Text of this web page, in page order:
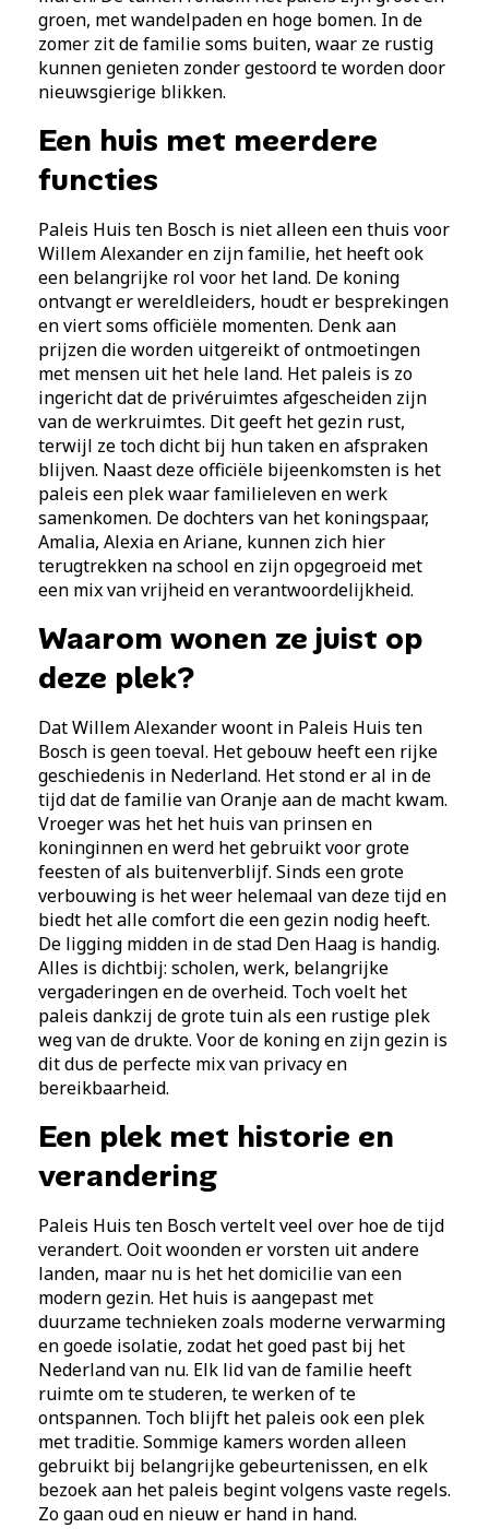
groen, met wandelpaden en hoge bomen. In de
zomer zit de familie soms buiten, waar ze rustig
kunnen genieten zonder gestoord te worden door
nieuwsgierige blikken.
Een huis met meerdere
functies
Paleis Huis ten Bosch is niet alleen een thuis voor
Willem Alexander en zijn familie, het heeft ook
een belangrijke rol voor het land. De koning
ontvangt er wereldleiders, houdt er besprekingen
en viert soms officiële momenten. Denk aan
prijzen die worden uitgereikt of ontmoetingen
met mensen uit het hele land. Het paleis is zo
ingericht dat de privéruimtes afgescheiden zijn
van de werkruimtes. Dit geeft het gezin rust,
terwijl ze toch dicht bij hun taken en afspraken
blijven. Naast deze officiële bijeenkomsten is het
paleis een plek waar familieleven en werk
samenkomen. De dochters van het koningspaar,
Amalia, Alexia en Ariane, kunnen zich hier
terugtrekken na school en zijn opgegroeid met
een mix van vrijheid en verantwoordelijkheid.
Waarom wonen ze juist op
deze plek?
Dat Willem Alexander woont in Paleis Huis ten
Bosch is geen toeval. Het gebouw heeft een rijke
geschiedenis in Nederland. Het stond er al in de
tijd dat de familie van Oranje aan de macht kwam.
Vroeger was het het huis van prinsen en
koninginnen en werd het gebruikt voor grote
feesten of als buitenverblijf. Sinds een grote
verbouwing is het weer helemaal van deze tijd en
biedt het alle comfort die een gezin nodig heeft.
De ligging midden in de stad Den Haag is handig.
Alles is dichtbij: scholen, werk, belangrijke
vergaderingen en de overheid. Toch voelt het
paleis dankzij de grote tuin als een rustige plek
weg van de drukte. Voor de koning en zijn gezin is
dit dus de perfecte mix van privacy en
bereikbaarheid.
Een plek met historie en
verandering
Paleis Huis ten Bosch vertelt veel over hoe de tijd
verandert. Ooit woonden er vorsten uit andere
landen, maar nu is het het domicilie van een
modern gezin. Het huis is aangepast met
duurzame technieken zoals moderne verwarming
en goede isolatie, zodat het goed past bij het
Nederland van nu. Elk lid van de familie heeft
ruimte om te studeren, te werken of te
ontspannen. Toch blijft het paleis ook een plek
met traditie. Sommige kamers worden alleen
gebruikt bij belangrijke gebeurtenissen, en elk
bezoek aan het paleis begint volgens vaste regels.
Zo gaan oud en nieuw er hand in hand.